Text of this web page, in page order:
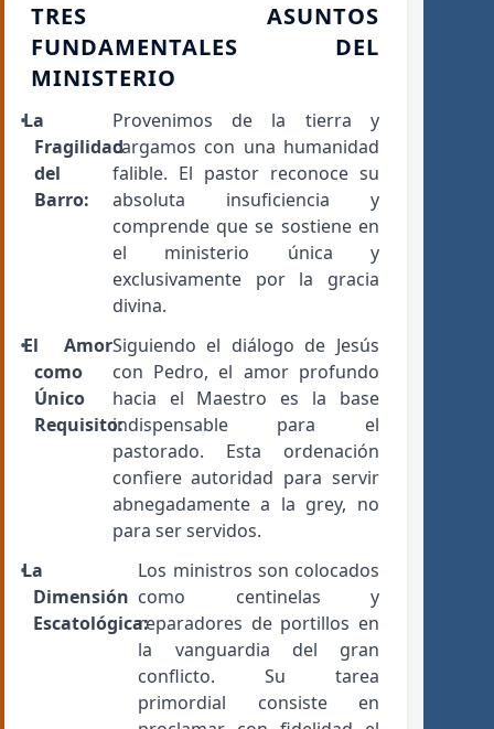
TRES ASUNTOS
FUNDAMENTALES DEL
MINISTERIO
La
Fragilidad
del
Barro:
Provenimos de la tierra y
cargamos con una humanidad
falible. El pastor reconoce su
absoluta insuficiencia y
comprende que se sostiene en
el ministerio única y
exclusivamente por la gracia
divina.
El Amor
como
Único
Requisito:
Siguiendo el diálogo de Jesús
con Pedro, el amor profundo
hacia el Maestro es la base
indispensable para el
pastorado. Esta ordenación
confiere autoridad para servir
abnegadamente a la grey, no
para ser servidos.
La
Dimensión
Escatológica:
Los ministros son colocados
como centinelas y
reparadores de portillos en
la vanguardia del gran
conflicto. Su tarea
primordial consiste en